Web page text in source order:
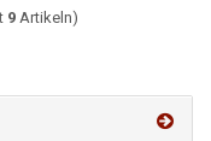
9 Artikeln)